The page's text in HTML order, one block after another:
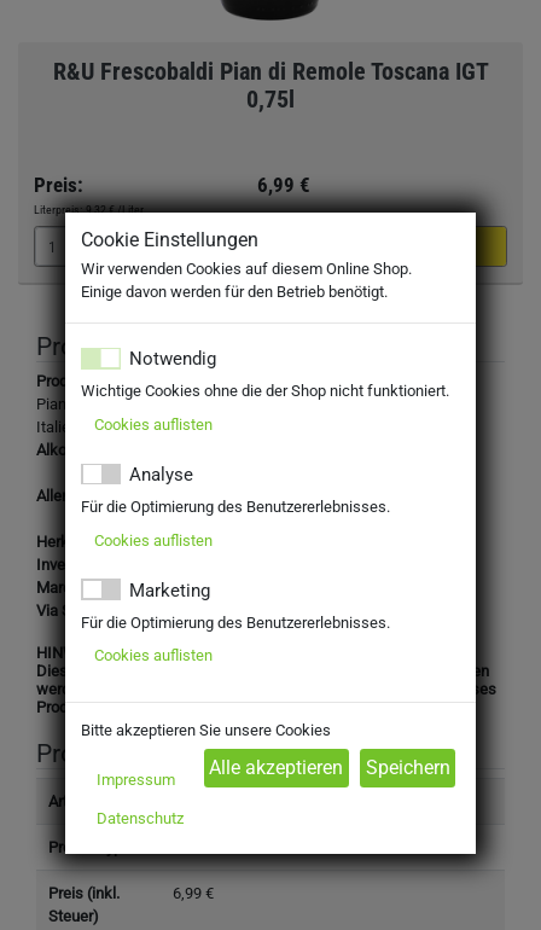
R&U Frescobaldi Pian di Remole Toscana IGT
0,75l
Preis: 6,99 €
Literpreis: 9,32 €/Liter
Produktbeschreibung
Produktbezeichnung:
Pian de Rèmole Rosso IGT Cabernet Sauvignon
Italien-Toskana, Rotwein-Cabernet Sauvignon, trocken
Alkoholgehalt:
Allergene: Enthält Sulfite
Herkunftsland:Deutschland
Inverkehrbringer:
Marchesi de Frescobaldi
Via Santo Spirito 11, 50125 Firenze
HINWEIS:
Dieses Produkt darf nicht an Personen unter 16 Jahren abgegeben
werden. Mit Ihrer Bestellung bestätigen Sie, dass Sie das für dieses
Produkt gesetzlich vorgeschriebene Mindestalter haben.
Produktinformation
Artikelnummer
Produkttyp
Preis (inkl.
Steuer)
6,99 €
Cookie Einstellungen
Wir verwenden Cookies auf diesem Online Shop.
Einige davon werden für den Betrieb benötigt.
Notwendig
Wichtige Cookies ohne die der Shop nicht funktioniert.
Cookies auflisten
Analyse
Für die Optimierung des Benutzererlebnisses.
Cookies auflisten
Marketing
Für die Optimierung des Benutzererlebnisses.
Cookies auflisten
Bitte akzeptieren Sie unsere Cookies
Impressum
Datenschutz